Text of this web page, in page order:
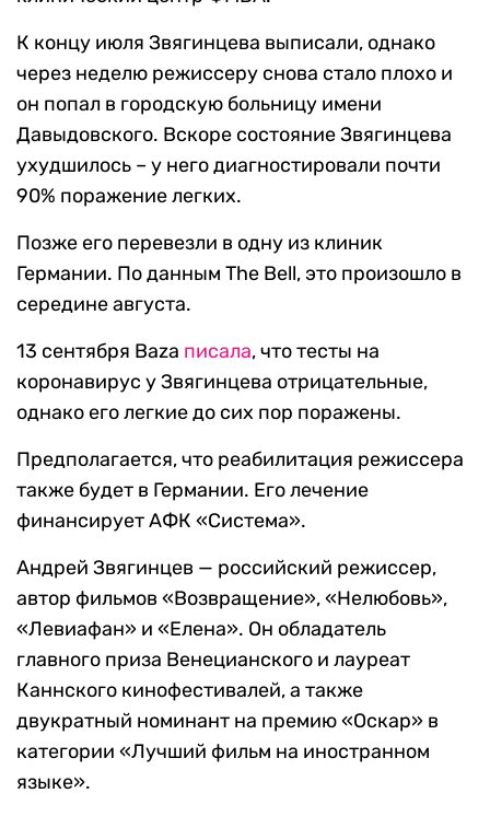
К концу июля Звягинцева выписали, однако
через неделю режиссеру снова стало плохо и
он попал в городскую больницу имени
Давыдовского. Вскоре состояние Звягинцева
ухудшилось – у него диагностировали почти
90% поражение легких.
Позже его перевезли в одну из клиник
Германии. По данным The Bell, это произошло в
середине августа.
13 сентября Baza писала, что тесты на
коронавирус у Звягинцева отрицательные,
однако его легкие до сих пор поражены.
Предполагается, что реабилитация режиссера
также будет в Германии. Его лечение
финансирует АФК «Система».
Андрей Звягинцев — российский режиссер,
автор фильмов «Возвращение», «Нелюбовь»,
«Левиафан» и «Елена». Он обладатель
главного приза Венецианского и лауреат
Каннского кинофестивалей, а также
двукратный номинант на премию «Оскар» в
категории «Лучший фильм на иностранном
языке».